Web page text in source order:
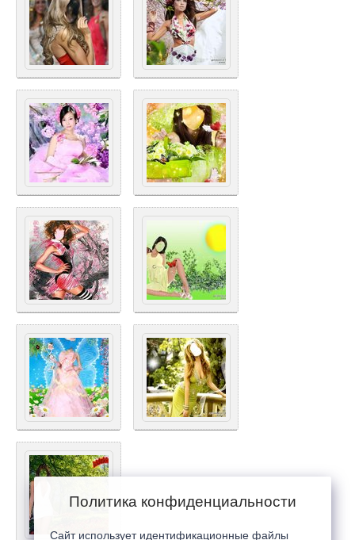
Политика конфиденциальности
Сайт использует идентификационные файлы